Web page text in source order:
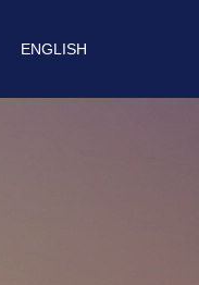
ENGLISH